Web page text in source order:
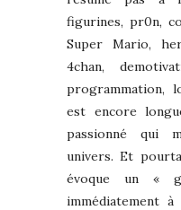
figurines, pr0n,
Super Mario,
4chan,
programmation,
est encore
passionné qui
univers. Et
évoque un «
immédiatement à